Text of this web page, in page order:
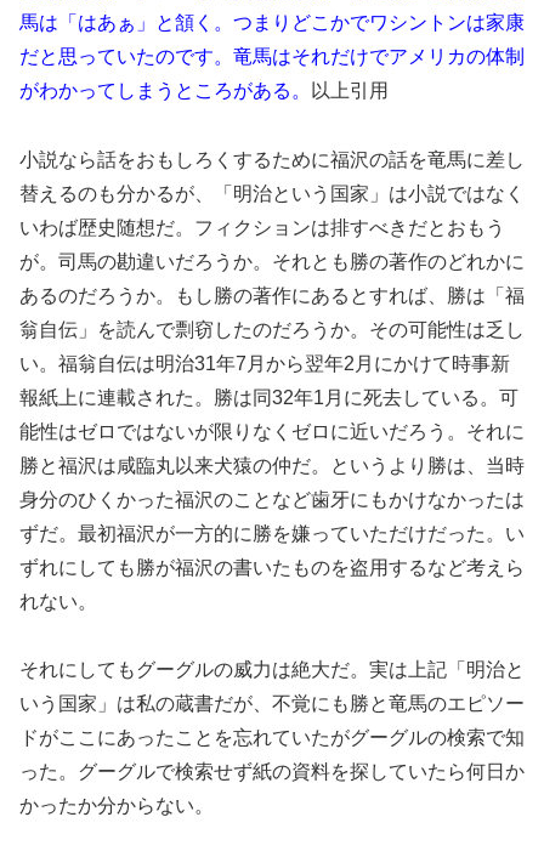
馬は「はあぁ」と頷く。つまりどこかでワシントンは家康
だと思っていたのです。竜馬はそれだけでアメリカの体制
がわかってしまうところがある。
以上引用
小説なら話をおもしろくするために福沢の話を竜馬に差し
替えるのも分かるが、「明治という国家」は小説ではなく
いわば歴史随想だ。フィクションは排すべきだとおもう
が。司馬の勘違いだろうか。それとも勝の著作のどれかに
あるのだろうか。もし勝の著作にあるとすれば、勝は「福
翁自伝」を読んで剽窃したのだろうか。その可能性は乏し
い。福翁自伝は明治31年7月から翌年2月にかけて時事新
報紙上に連載された。勝は同32年1月に死去している。可
能性はゼロではないが限りなくゼロに近いだろう。それに
勝と福沢は咸臨丸以来犬猿の仲だ。というより勝は、当時
身分のひくかった福沢のことなど歯牙にもかけなかったは
ずだ。最初福沢が一方的に勝を嫌っていただけだった。い
ずれにしても勝が福沢の書いたものを盗用するなど考えら
れない。
それにしてもグーグルの威力は絶大だ。実は上記「明治と
いう国家」は私の蔵書だが、不覚にも勝と竜馬のエピソー
ドがここにあったことを忘れていたがグーグルの検索で知
った。グーグルで検索せず紙の資料を探していたら何日か
かったか分からない。